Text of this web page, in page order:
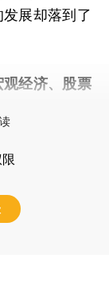
展却落到了
观经济、股票